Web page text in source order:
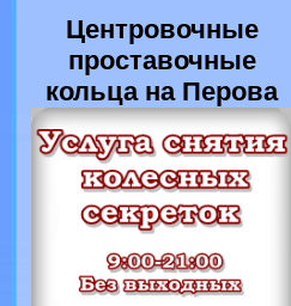
Центровочные
проставочные
кольца на Перова